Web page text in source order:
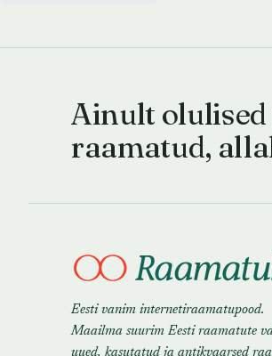
Ainult
raamatud,
Eesti vanim internetiraamatupood.
Maailma suurim Eesti raamatute
uued, kasutatud ja antikvaarsed